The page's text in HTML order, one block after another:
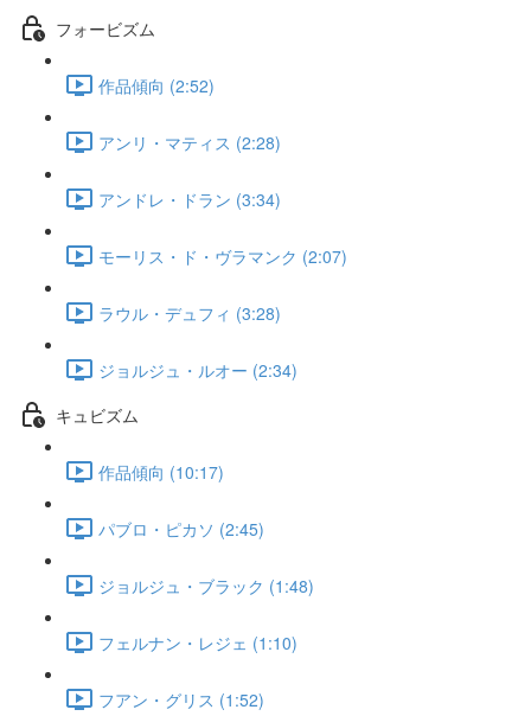
フォービズム
作品傾向 (2:52)
アンリ・マティス (2:28)
アンドレ・ドラン (3:34)
モーリス・ド・ヴラマンク (2:07)
ラウル・デュフィ (3:28)
ジョルジュ・ルオー (2:34)
キュビズム
作品傾向 (10:17)
パブロ・ピカソ (2:45)
ジョルジュ・ブラック (1:48)
フェルナン・レジェ (1:10)
フアン・グリス (1:52)